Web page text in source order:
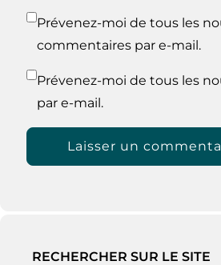
Prévenez-moi de tous les
commentaires par e-mail.
Prévenez-moi de tous les
par e-mail.
RECHERCHER SUR LE SITE